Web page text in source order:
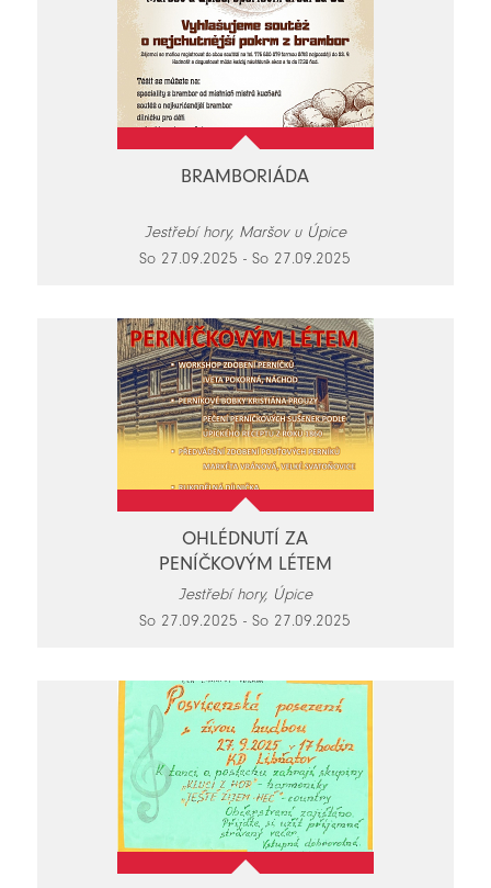
BRAMBORIÁDA
Jestřebí hory, Maršov u Úpice
So 27.09.2025 - So 27.09.2025
OHLÉDNUTÍ ZA
PENÍČKOVÝM LÉTEM
Jestřebí hory, Úpice
So 27.09.2025 - So 27.09.2025